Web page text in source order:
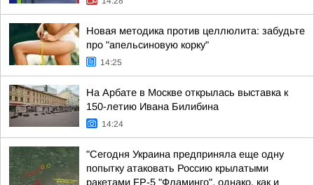
Новая методика против целлюлита: забудьте
про "апельсиновую корку"
14:25
На Арбате в Москве открылась выставка к
150-летию Ивана Билибина
14:24
"Сегодня Украина предприняла еще одну
попытку атаковать Россию крылатыми
ракетами FP-5 "Фламинго", однако, как и